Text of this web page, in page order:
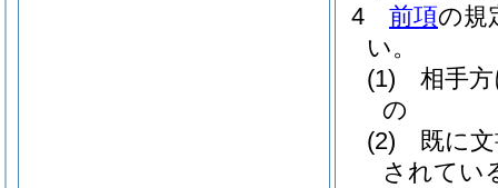
4
前項の規
い。
(1)
相手
の
(2)
既に
されてい